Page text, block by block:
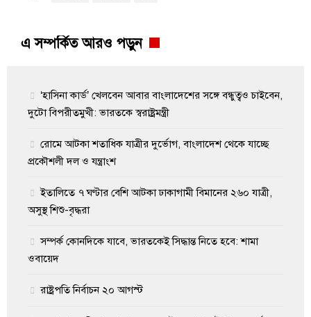
এ সম্পর্কিত আরও পড়ুন
‘হাসিনা কার্ড’ খেলবেন আবার বাংলাদেশের সঙ্গে বন্ধুত্বও চাইবেন,
দুটো বিপরীতমুখী: ভারতকে স্বরাষ্ট্রমন্ত্রী
রোমে আটকা শতাধিক যাত্রীর দুর্ভোগ, বাংলাদেশ থেকে যাচ্ছে
প্রকৌশলী দল ও যন্ত্রাংশ
ইতালিতে ৭ ঘণ্টার বেশি আটকা ঢাকাগামী বিমানের ২৬০ যাত্রী,
অসুস্থ শিশু-বৃদ্ধরা
সম্পর্ক কোনদিকে যাবে, ভারতকেই সিদ্ধান্ত নিতে হবে: শামা
ওবায়েদ
রাষ্ট্রপতি নির্বাচন ২০ আগস্ট